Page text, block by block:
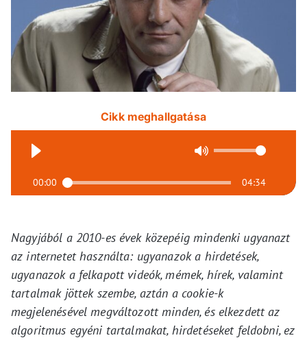
Cikk meghallgatása
00:00 04:34
Nagyjából a 2010-es évek közepéig mindenki ugyanazt
az internetet használta: ugyanazok a hirdetések,
ugyanazok a felkapott videók, mémek, hírek, valamint
tartalmak jöttek szembe, aztán a cookie-k
megjelenésével megváltozott minden, és elkezdett az
algoritmus egyéni tartalmakat, hirdetéseket feldobni, ez